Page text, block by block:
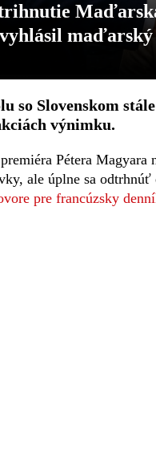
vyhlásil
so Slovenskom
výnimku.
Pétera Magyara
ale úplne sa odtrhnúť
pre francúzsky